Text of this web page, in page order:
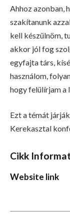
Ahhoz azonban,
szakítanunk
kell készülnöm,
akkor jól fog
egyfajta társ,
használom,
hogy felülírjam a
Ezt a témát
Kerekasztal
Cikk
Website link